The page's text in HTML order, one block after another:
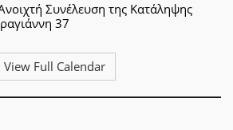
Συνέλευση της Κατάληψης
37
View Full Calendar